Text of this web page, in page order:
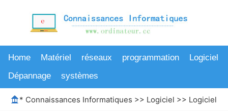
Home Matériel réseaux programmation
Logiciel
Dépannage
systèmes
* Connaissances Informatiques >> Logiciel >> Logiciel